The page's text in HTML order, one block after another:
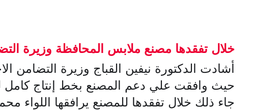
خلال تفقدها مصنع ملابس المحافظة وزيرة
أشادت الدكتورة نيفين القباج وزيرة
حيث وافقت علي دعم المصنع بخط إنتاج كامل
جاء ذلك خلال تفقدها للمصنع يرافقها اللواء